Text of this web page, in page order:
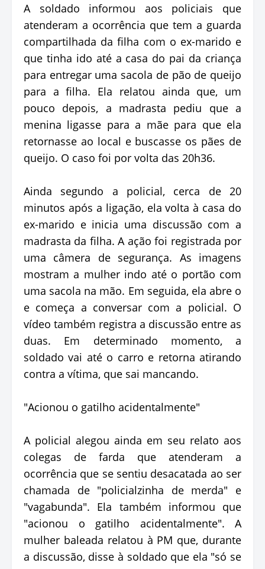
A soldado informou aos policiais que
atenderam a ocorrência que tem a guarda
compartilhada da filha com o ex-marido e
que tinha ido até a casa do pai da criança
para entregar uma sacola de pão de queijo
para a filha. Ela relatou ainda que, um
pouco depois, a madrasta pediu que a
menina ligasse para a mãe para que ela
retornasse ao local e buscasse os pães de
queijo. O caso foi por volta das 20h36.
Ainda segundo a policial, cerca de 20
minutos após a ligação, ela volta à casa do
ex-marido e inicia uma discussão com a
madrasta da filha. A ação foi registrada por
uma câmera de segurança. As imagens
mostram a mulher indo até o portão com
uma sacola na mão. Em seguida, ela abre o
e começa a conversar com a policial. O
vídeo também registra a discussão entre as
duas. Em determinado momento, a
soldado vai até o carro e retorna atirando
contra a vítima, que sai mancando.
"Acionou o gatilho acidentalmente"
A policial alegou ainda em seu relato aos
colegas de farda que atenderam a
ocorrência que se sentiu desacatada ao ser
chamada de "policialzinha de merda" e
"vagabunda". Ela também informou que
"acionou o gatilho acidentalmente". A
mulher baleada relatou à PM que, durante
a discussão, disse à soldado que ela "só se